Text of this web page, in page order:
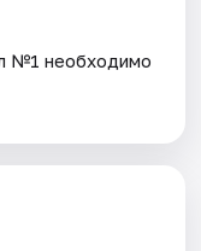
№1 необходимо